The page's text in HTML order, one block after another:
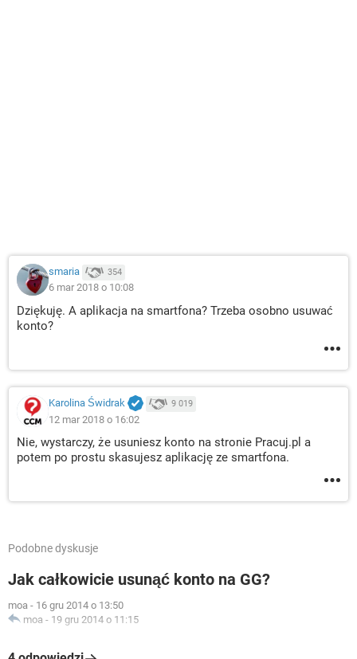
smaria 354
6 mar 2018 o 10:08
Dziękuję. A aplikacja na smartfona? Trzeba osobno usuwać
konto?
Karolina Świdrak 9 019
12 mar 2018 o 16:02
Nie, wystarczy, że usuniesz konto na stronie Pracuj.pl a
potem po prostu skasujesz aplikację ze smartfona.
Podobne dyskusje
Jak całkowicie usunąć konto na GG?
moa - 16 gru 2014 o 13:50
moa - 19 gru 2014 o 11:15